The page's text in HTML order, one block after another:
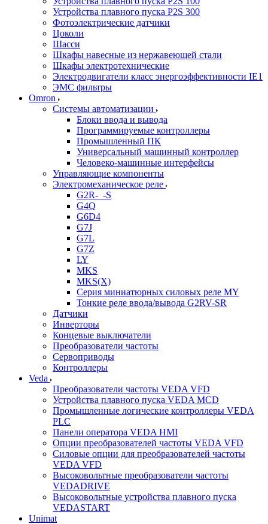
Устройства плавного пуска P2S 300
Фотоэлектрические датчики
Цоколи
Шасси
Шкафы навесные из нержавеющей стали
Шкафы электротехнические
Электродвигатели класс энергоэффективности IE1
ЭМС фильтры
Omron
Системы автоматизации
Блоки ввода и вывода
Программируемые контроллеры
Промышленный ПК
Универсальный машинный контроллер
Человеко-машинные интерфейсы
Управляющие компоненты
Электромеханическое реле
G2R-_-S
G4Q
G6D4
G7J
G7L
G7Z
LY
MKS
MKS(X)
Серия миниатюрных силовых реле MY
Тонкие реле ввода/вывода G2RV-SR
Датчики
Инверторы
Концевые выключатели
Преобразователи частоты
Сервоприводы
Контроллеры
Veda
Преобразователи частоты VEDA VFD
Устройства плавного пуска VEDA MCD
Промышленные логические контроллеры VEDA
PLC
Панели оператора VEDA HMI
Опции преобразователей частоты VEDA VFD
Силовые опции для преобразователей частоты
VEDA VFD
Высоковольтные преобразователи частоты
VEDADRIVE
Высоковольтные устройства плавного пуска
VEDASTART
Unimat